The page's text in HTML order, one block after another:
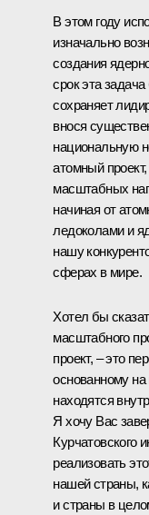
В этом году
изначально
создания
срок эта
сохраняет
внося
национальную
атомный
масштабных
начиная от
ледоколами и
нашу
сферах в мире.
Хотел бы
масштабного
проект, – это
основанному
находятся
Я хочу Вас
Курчатовского
реализовать
нашей страны,
и страны в